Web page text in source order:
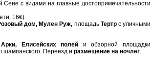
Сене с видами на главные достопримечательности
16€)
дом, Мулен Руж, площадь Тертрс уличными
Елисейских полей и обзорной площадки
шампанского. Переезд и размещение на ночлег.